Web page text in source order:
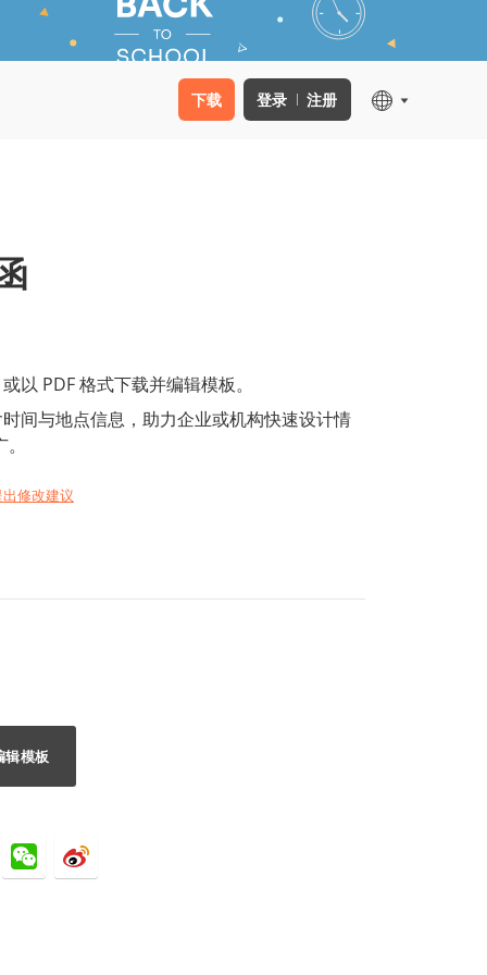
下载 登录 注册
以 PDF 格式下载并编辑模板。
间与地点信息，助力企业或机构快速设计情
修改建议
辑模板